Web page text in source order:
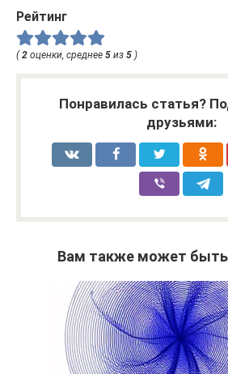
Рейтинг
(2 оценки, среднее 5 из 5 )
Понравилась статья?
друзьями:
Вам также может быть